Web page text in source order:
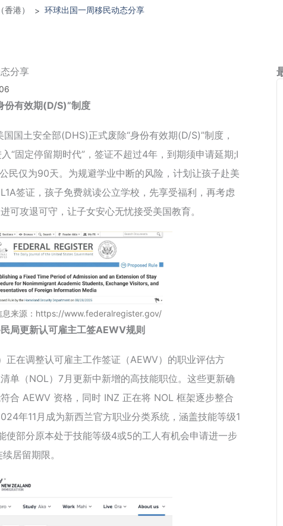
香港） > 环球出国一周移民动态分享
分享
份有效期(D/S)”制度
国土安全部(DHS)正式废除“身份有效期(D/S)”制度，
“固定停留期时代”，签证不超过4年，到期须申请延期;I
民仅为90天。为规避学业中断的风险，计划让孩子赴美
签证，孩子免费就读公立学校，先享受福利，再考虑
可攻退可守，让子女安心无忧接受美国教育。
息来源：https://www.federalregister.gov/
民局更新认可雇主工签AEWV规则
正在调整认可雇主工作签证（AEWV）的职业评估方
单（NOL）7月更新中新增的高技能职位。这些更新确
合 AEWV 资格，同时 INZ 正在将 NOL 框架逐步整合
年11月成为新西兰官方职业分类系统，涵盖技能等级1
使部分原本处于技能等级4或5的工人有机会申请进一步
居留期限。